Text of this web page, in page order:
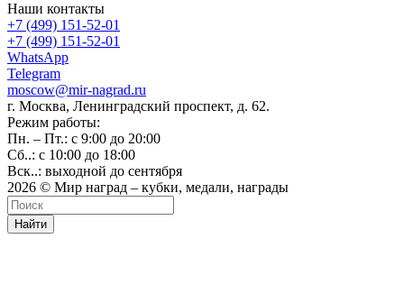
Наши контакты
+7 (499) 151-52-01
+7 (499) 151-52-01
WhatsApp
Telegram
moscow@mir-nagrad.ru
г. Москва, Ленинградский проспект, д. 62.
Режим работы:
Пн. – Пт.: с 9:00 до 20:00
Сб..: с 10:00 до 18:00
Вск..: выходной до сентября
2026 © Мир наград – кубки, медали, награды
Найти